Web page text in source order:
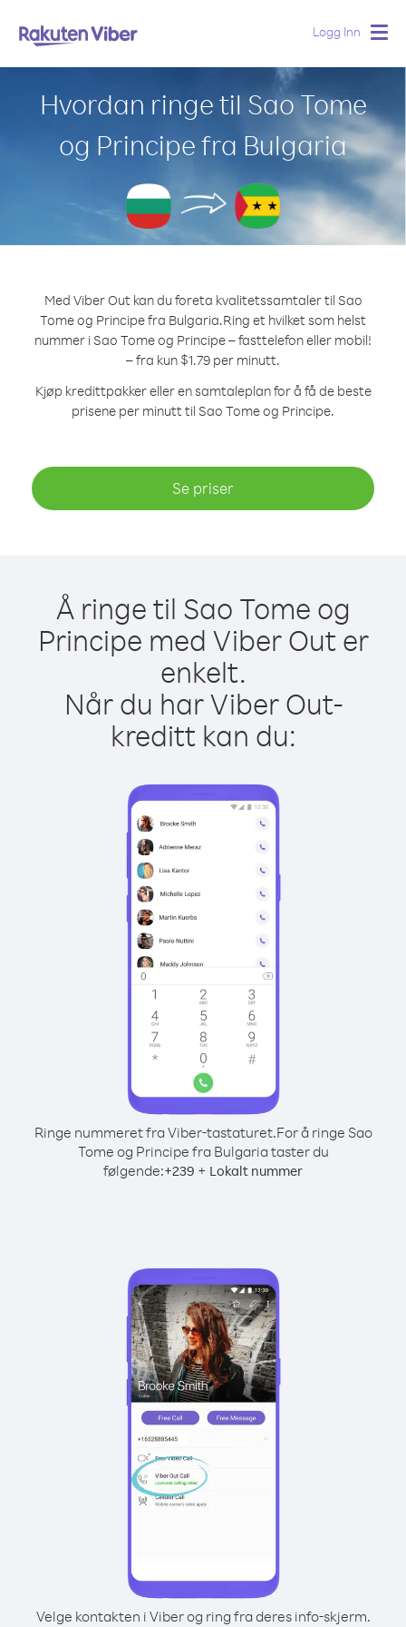
Logg Inn
Hvordan ringe til Sao Tome
og Principe fra Bulgaria
Med Viber Out kan du foreta kvalitetssamtaler til Sao
Tome og Principe fra Bulgaria.Ring et hvilket som helst
nummer i Sao Tome og Principe – fasttelefon eller mobil!
– fra kun $1.79 per minutt.
Kjøp kredittpakker eller en samtaleplan for å få de beste
prisene per minutt til Sao Tome og Principe.
Se priser
Å ringe til Sao Tome og
Principe med Viber Out er
enkelt.
Når du har Viber Out-
kreditt kan du:
Ringe nummeret fra Viber-tastaturet.For å ringe Sao
Tome og Principe fra Bulgaria taster du
følgende:+239 + Lokalt nummer
Velge kontakten i Viber og ring fra deres info-skjerm.